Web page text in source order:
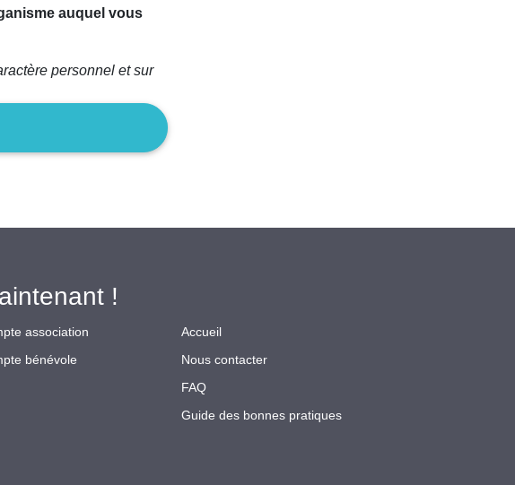
auquel vous
personnel et sur
!
association
bénévole
Accueil
Nous contacter
FAQ
Guide des bonnes pratiques